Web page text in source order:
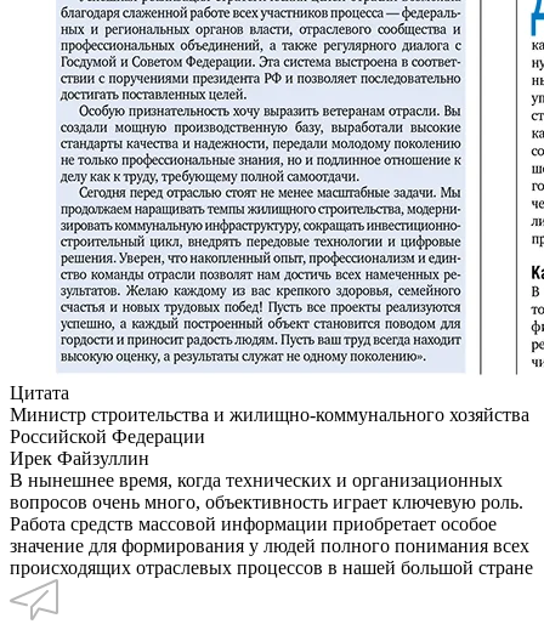
Цитата
Министр строительства и жилищно-коммунального хозяйства
Российской Федерации
Ирек Файзуллин
В нынешнее время, когда технических и организационных
вопросов очень много, объективность играет ключевую роль.
Работа средств массовой информации приобретает особое
значение для формирования у людей полного понимания всех
происходящих отраслевых процессов в нашей большой стране